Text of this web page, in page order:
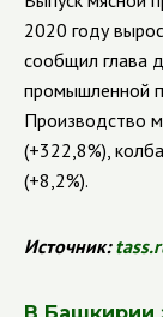
2020 году
сообщил глава
промышленной
Производство
(+322,8%),
(+8,2%).
Источник: